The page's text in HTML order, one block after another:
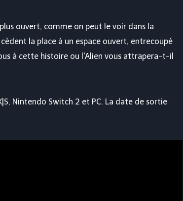
ouvert, comme on peut le voir dans la
la place à un espace ouvert, entrecoupé
à cette histoire ou l'Alien vous attrapera-t-il
Nintendo Switch 2 et PC. La date de sortie